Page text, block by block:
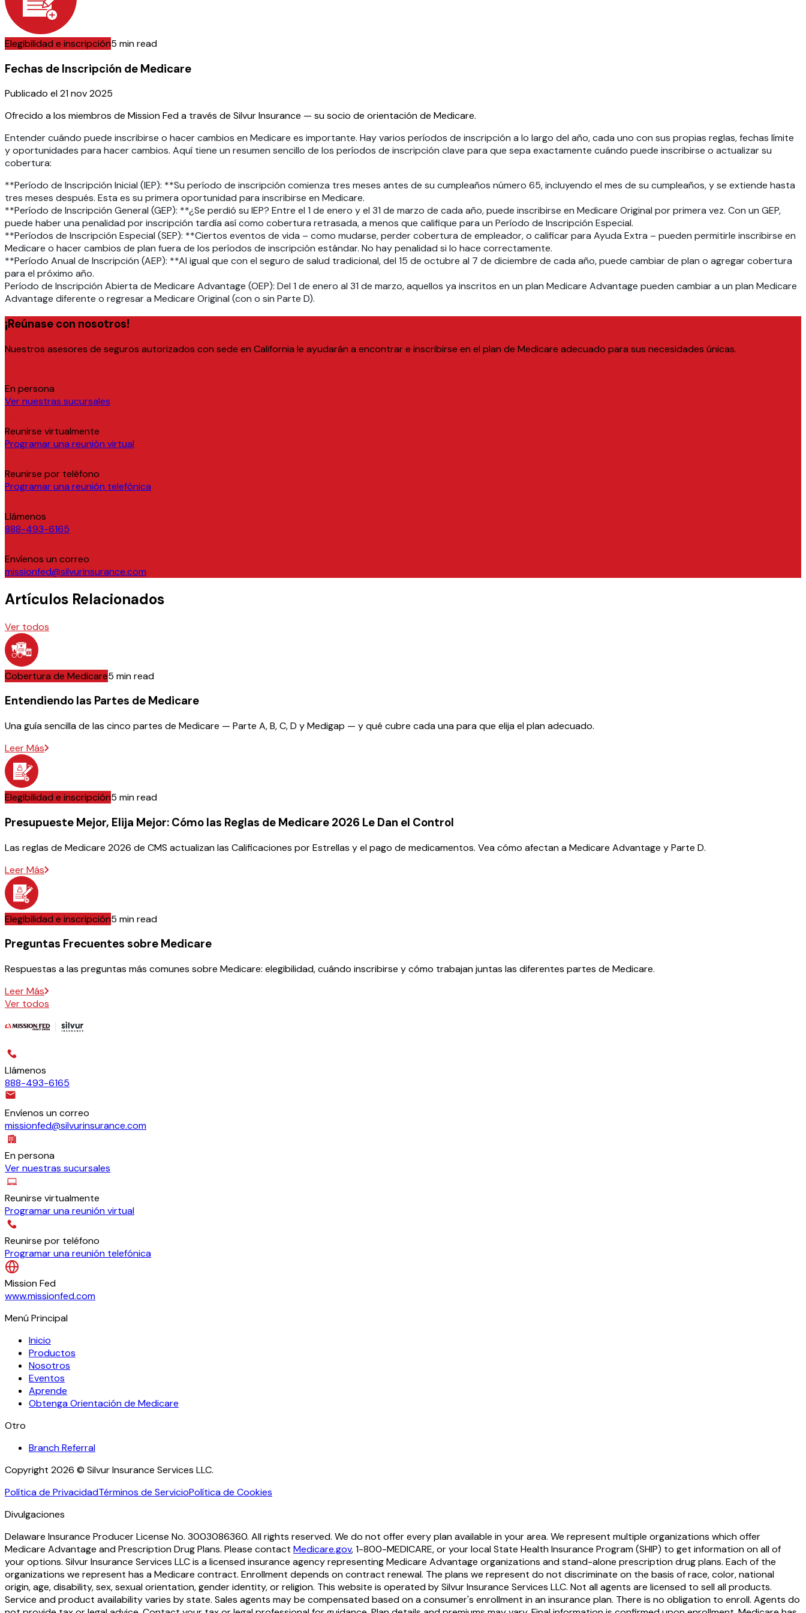
Elegibilidad e inscripción5 min read
Fechas de Inscripción de Medicare
Publicado el21 nov 2025
Ofrecido a los miembros de Mission Fed a través de Silvur Insurance — su socio de orientación de Medicare.
Entender cuándo puede inscribirse o hacer cambios en Medicare es importante. Hay varios períodos de inscripción a lo largo del año, cada uno con sus propias reglas, fechas límite
y oportunidades para hacer cambios. Aquí tiene un resumen sencillo de los períodos de inscripción clave para que sepa exactamente cuándo puede inscribirse o actualizar su
cobertura:
**Período de Inscripción Inicial (IEP): **Su período de inscripción comienza tres meses antes de su cumpleaños número 65, incluyendo el mes de su cumpleaños, y se extiende hasta
tres meses después. Esta es su primera oportunidad para inscribirse en Medicare.
**Período de Inscripción General (GEP): **¿Se perdió su IEP? Entre el 1 de enero y el 31 de marzo de cada año, puede inscribirse en Medicare Original por primera vez. Con un GEP,
puede haber una penalidad por inscripción tardía así como cobertura retrasada, a menos que califique para un Período de Inscripción Especial.
**Períodos de Inscripción Especial (SEP): **Ciertos eventos de vida – como mudarse, perder cobertura de empleador, o calificar para Ayuda Extra – pueden permitirle inscribirse en
Medicare o hacer cambios de plan fuera de los períodos de inscripción estándar. No hay penalidad si lo hace correctamente.
**Período Anual de Inscripción (AEP): **Al igual que con el seguro de salud tradicional, del 15 de octubre al 7 de diciembre de cada año, puede cambiar de plan o agregar cobertura
para el próximo año.
Período de Inscripción Abierta de Medicare Advantage (OEP): Del 1 de enero al 31 de marzo, aquellos ya inscritos en un plan Medicare Advantage pueden cambiar a un plan Medicare
Advantage diferente o regresar a Medicare Original (con o sin Parte D).
¡Reúnase con nosotros!
Nuestros asesores de seguros autorizados con sede en California le ayudarán a encontrar e inscribirse en el plan de Medicare adecuado para sus necesidades únicas.
En persona
Ver nuestras sucursales
Reunirse virtualmente
Programar una reunión virtual
Reunirse por teléfono
Programar una reunión telefónica
Llámenos
888-493-6165
Envíenos un correo
missionfed@silvurinsurance.com
Artículos Relacionados
Ver todos
Cobertura de Medicare5 min read
Entendiendo las Partes de Medicare
Una guía sencilla de las cinco partes de Medicare — Parte A, B, C, D y Medigap — y qué cubre cada una para que elija el plan adecuado.
Leer Más
Elegibilidad e inscripción5 min read
Presupueste Mejor, Elija Mejor: Cómo las Reglas de Medicare 2026 Le Dan el Control
Las reglas de Medicare 2026 de CMS actualizan las Calificaciones por Estrellas y el pago de medicamentos. Vea cómo afectan a Medicare Advantage y Parte D.
Leer Más
Elegibilidad e inscripción5 min read
Preguntas Frecuentes sobre Medicare
Respuestas a las preguntas más comunes sobre Medicare: elegibilidad, cuándo inscribirse y cómo trabajan juntas las diferentes partes de Medicare.
Leer Más
Ver todos
Llámenos
888-493-6165
Envíenos un correo
missionfed@silvurinsurance.com
En persona
Ver nuestras sucursales
Reunirse virtualmente
Programar una reunión virtual
Reunirse por teléfono
Programar una reunión telefónica
Mission Fed
www.missionfed.com
Menú Principal
Inicio
Productos
Nosotros
Eventos
Aprende
Obtenga Orientación de Medicare
Otro
Branch Referral
Copyright 2026 © Silvur Insurance Services LLC.
Política de PrivacidadTérminos de ServicioPolítica de Cookies
Divulgaciones
Delaware Insurance Producer License No. 3003086360. All rights reserved. We do not offer every plan available in your area. We represent multiple organizations which offer
Medicare Advantage and Prescription Drug Plans. Please contact Medicare.gov, 1-800-MEDICARE, or your local State Health Insurance Program (SHIP) to get information on all of
your options. Silvur Insurance Services LLC is a licensed insurance agency representing Medicare Advantage organizations and stand-alone prescription drug plans. Each of the
organizations we represent has a Medicare contract. Enrollment depends on contract renewal. The plans we represent do not discriminate on the basis of race, color, national
origin, age, disability, sex, sexual orientation, gender identity, or religion. This website is operated by Silvur Insurance Services LLC. Not all agents are licensed to sell all products.
Service and product availability varies by state. Sales agents may be compensated based on a consumer's enrollment in an insurance plan. There is no obligation to enroll. Agents do